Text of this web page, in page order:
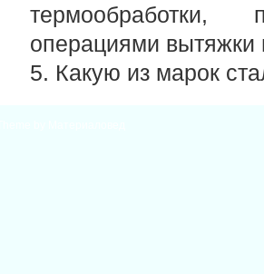
операциями вытяжки
5. Какую из марок